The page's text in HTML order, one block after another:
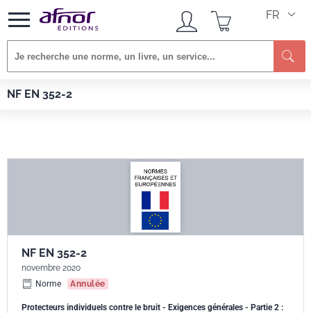
FR
NF EN 352-2
Afnor EDITIONS
NF EN 352-2
novembre 2020
Norme
Annulée
Protecteurs individuels contre le bruit - Exigences générales - Partie 2 :